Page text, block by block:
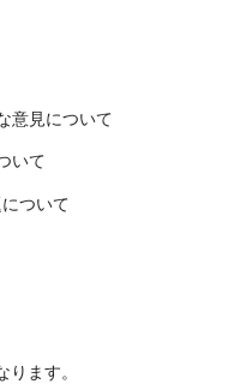
意見について
いて
ついて
ます。